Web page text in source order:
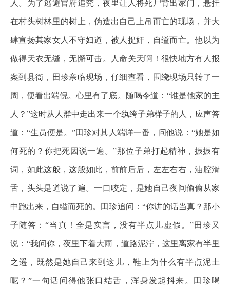
人。为了逃避官府追究，夜里让人将死尸背出家门，悬挂
在村头树林里的树上，伪造出自己上吊而亡的现场，并大
肆宣扬其家女人不守妇道，被人捉奸，自缢而亡。他以为
做得天衣无缝，无懈可击。人命关天啊！很快地方有人报
案到县衙，田珍亲临现场，仔细查看，围绕现场只转了一
周，便看出端倪。心里有了底。随喝令道：“谁是他家的主
人？”这时从人群中走出来一个纨绔子弟样子的人，应声答
道：“生员便是。”田珍对其人端详一番，问他说：“她是如
何死的？你把死因说一遍。”那位子弟打起精神，振振有
词，如此这般，这般如此，前前后后，左左右右，油腔滑
舌，头头是道说了遍。一口咬定，是她自己夜间偷偷从家
中跑出来，自缢而死的。田珍追问：“你讲的话当真？那小
子随答：“当真！全是实言，没有半点儿虚假。”田珍又
说：“我问你，夜里下着大雨，道路泥泞，这里离家有半里
之遥，既然是她自己来到这儿，鞋上为什么有半点泥土
呢？”一句话问得他张口结舌，浑身发起抖来。田珍喝